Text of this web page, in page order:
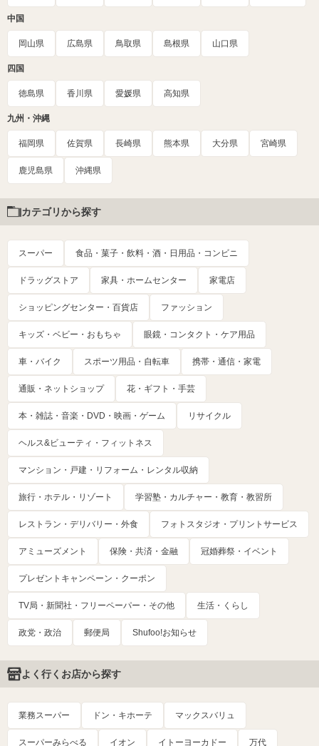
中国
岡山県 広島県 鳥取県 島根県 山口県
四国
徳島県 香川県 愛媛県 高知県
九州・沖縄
福岡県 佐賀県 長崎県 熊本県 大分県 宮崎県
鹿児島県 沖縄県
カテゴリから探す
スーパー 食品・菓子・飲料・酒・日用品・コンビニ
ドラッグストア 家具・ホームセンター 家電店
ショッピングセンター・百貨店 ファッション
キッズ・ベビー・おもちゃ 眼鏡・コンタクト・ケア用品
車・バイク スポーツ用品・自転車 携帯・通信・家電
通販・ネットショップ 花・ギフト・手芸
本・雑誌・音楽・DVD・映画・ゲーム リサイクル
ヘルス&ビューティ・フィットネス
マンション・戸建・リフォーム・レンタル収納
旅行・ホテル・リゾート 学習塾・カルチャー・教育・教習所
レストラン・デリバリー・外食 フォトスタジオ・プリントサービス
アミューズメント 保険・共済・金融 冠婚葬祭・イベント
プレゼントキャンペーン・クーポン
TV局・新聞社・フリーペーパー・その他 生活・くらし
政党・政治 郵便局 Shufoo!お知らせ
よく行くお店から探す
業務スーパー ドン・キホーテ マックスバリュ
スーパーみらべる イオン イトーヨーカドー 万代